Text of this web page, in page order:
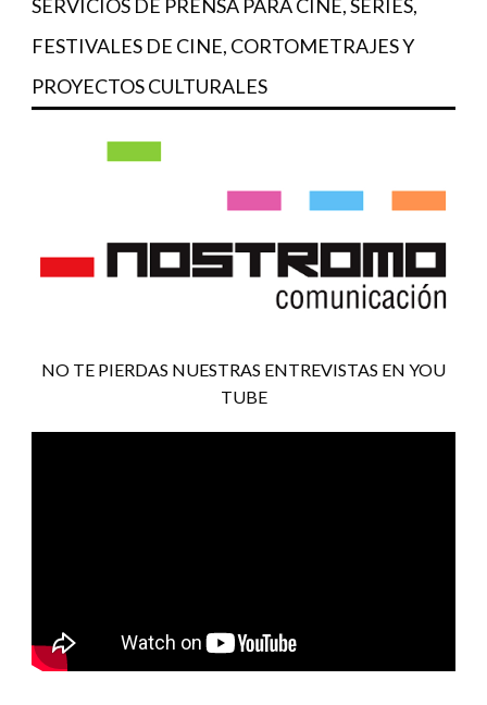
SERVICIOS DE PRENSA PARA CINE, SERIES,
FESTIVALES DE CINE, CORTOMETRAJES Y
PROYECTOS CULTURALES
NO TE PIERDAS NUESTRAS ENTREVISTAS EN YOU
TUBE